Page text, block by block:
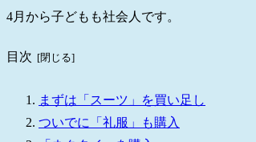
4月から子どもも社会人です。
目次
まずは「スーツ」を買い足し
ついでに「礼服」も購入